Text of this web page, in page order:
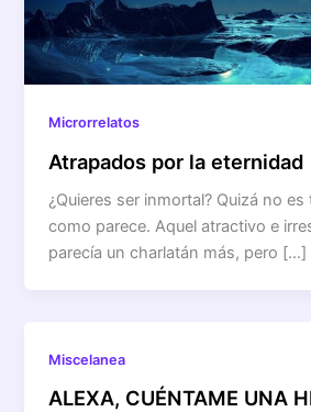
Microrrelatos
Atrapados por la eternidad
¿Quieres ser inmortal? Quizá no
como parece. Aquel atractivo e
parecía un charlatán más, pero […]
Miscelanea
ALEXA, CUÉNTAME UNA